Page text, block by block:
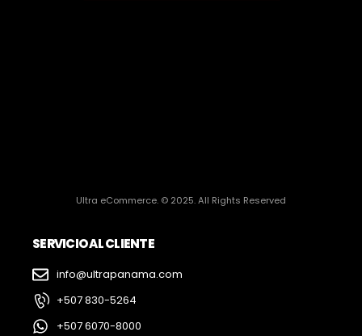
Ultra eCommerce. © 2025. All Rights Reserved
SERVICIO AL CLIENTE
info@ultrapanama.com
+507 830-5264
+507 6070-8000